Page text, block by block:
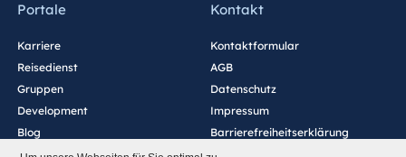
Portale
Karriere
Reisedienst
Gruppen
Development
Blog
Kontakt
Kontaktformular
AGB
Datenschutz
Impressum
Barrierefreiheitserklärung
Cookie-Einstellungen